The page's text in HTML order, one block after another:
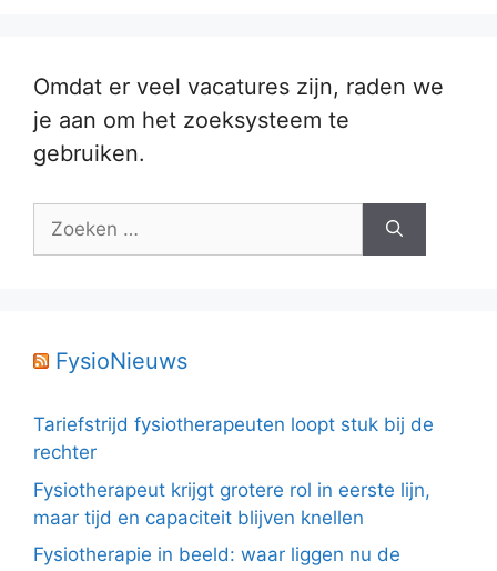
Omdat er veel vacatures zijn, raden we
je aan om het zoeksysteem te
gebruiken.
Zoek
FysioNieuws
Tariefstrijd fysiotherapeuten loopt stuk bij de
rechter
Fysiotherapeut krijgt grotere rol in eerste lijn,
maar tijd en capaciteit blijven knellen
Fysiotherapie in beeld: waar liggen nu de